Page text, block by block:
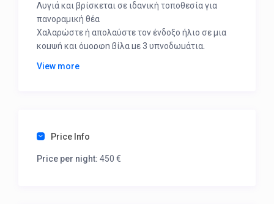
Λυγιά και βρίσκεται σε ιδανική τοποθεσία για
πανοραμική θέα
Χαλαρώστε ή απολαύστε τον ένδοξο ήλιο σε μια
κομψή και όμορφη βίλα με 3 υπνοδωμάτια,
προσφέρει ηρεμία και γαλήνη
View more
Price Info
Price per night: 450 €